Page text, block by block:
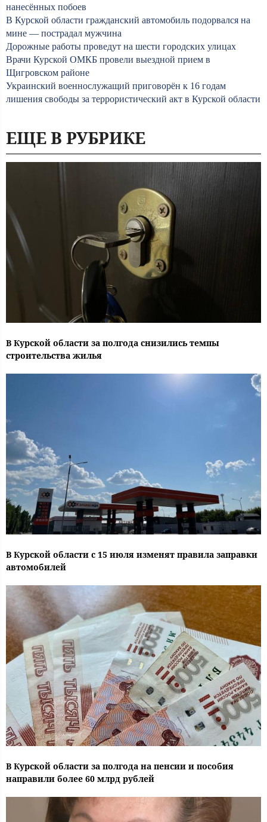
нанесённых побоев
В Курской области гражданский автомобиль подорвался на
мине — пострадал мужчина
Дорожные работы проведут на шести городских улицах
Врачи Курской ОМКБ провели выездной прием в
Щигровском районе
Украинский военнослужащий приговорён к 16 годам
лишения свободы за террористический акт в Курской области
ЕЩЕ В РУБРИКЕ
В Курской области за полгода снизились темпы
строительства жилья
В Курской области с 15 июля изменят правила заправки
автомобилей
В Курской области за полгода на пенсии и пособия
направили более 60 млрд рублей